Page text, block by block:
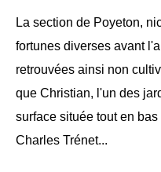
La section de Poyeton,
fortunes diverses avant
retrouvées ainsi non
que Christian, l'un des
surface située tout en
Charles Trénet...